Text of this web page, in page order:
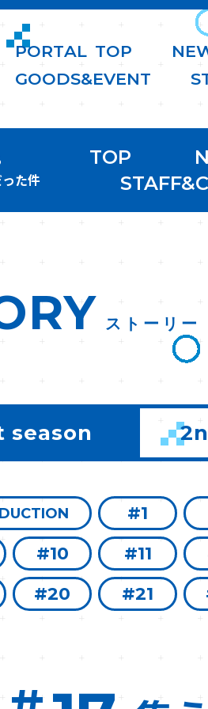
PORTAL TOP NE
GOODS&EVENT S
た件
TOP
ストーリー
season
#1
#10 #11
#20 #21